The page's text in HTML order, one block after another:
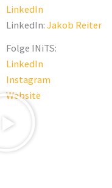
LinkedIn
LinkedIn: Jakob Reiter
Folge INiTS:
LinkedIn
Instagram
Website